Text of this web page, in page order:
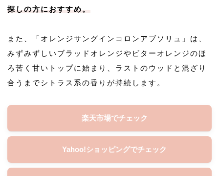
探しの方におすすめ。
また、「オレンジサングインコロンアブソリュ」は、
みずみずしいブラッドオレンジやビターオレンジのほ
ろ苦く甘いトップに始まり、ラストのウッドと混ざり
合うまでシトラス系の香りが持続します。
楽天市場でチェック
Yahoo!ショッピングでチェック